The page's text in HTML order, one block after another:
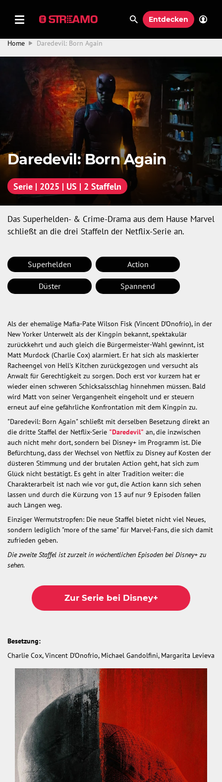
Entdecken
Home Daredevil: Born Again
Daredevil: Born Again
Serie | 2025 | US | 2 Staffeln
Das Superhelden- & Crime-Drama aus dem Hause Marvel
schließt an die drei Staffeln der Netflix-Serie an.
Superhelden Action
Düster Spannend
Als der ehemalige Mafia-Pate Wilson Fisk (Vincent D'Onofrio), in der
New Yorker Unterwelt als der Kingpin bekannt, spektakulär
zurückkehrt und auch gleich die Bürgermeister-Wahl gewinnt, ist
Matt Murdock (Charlie Cox) alarmiert. Er hat sich als maskierter
Racheengel von Hell's Kitchen zurückgezogen und versucht als
Anwalt für Gerechtigkeit zu sorgen. Doch erst vor kurzem hat er
wieder einen schweren Schicksalsschlag hinnehmen müssen. Bald
wird Matt von seiner Vergangenheit eingeholt und er steuern
erneut auf eine gefährliche Konfrontation mit dem Kingpin zu.
"Daredevil: Born Again" schließt mit derselben Besetzung direkt an
die dritte Staffel der Netflix-Serie "Daredevil" an, die inzwischen
auch nicht mehr dort, sondern bei Disney+ im Programm ist. Die
Befürchtung, dass der Wechsel von Netflix zu Disney auf Kosten der
düsteren Stimmung und der brutalen Action geht, hat sich zum
Glück nicht bestätigt. Es geht in alter Tradition weiter: die
Charakterarbeit ist nach wie vor gut, die Action kann sich sehen
lassen und durch die Kürzung von 13 auf nur 9 Episoden fallen
auch Längen weg.
Einziger Wermutstropfen: Die neue Staffel bietet nicht viel Neues,
sondern lediglich "more of the same" für Marvel-Fans, die sich damit
zufrieden geben.
Die zweite Staffel ist zurzeit in wöchentlichen Episoden bei Disney+ zu
sehen.
Zur Serie bei Disney+
Besetzung:
Charlie Cox, Vincent D'Onofrio, Michael Gandolfini, Margarita Levieva